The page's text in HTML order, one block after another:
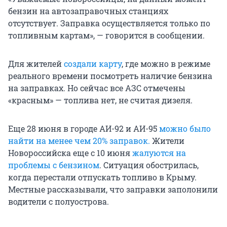
бензин на автозаправочных станциях
отсутствует. Заправка осуществляется только по
топливным картам», — говорится в сообщении.
Для жителейсоздали карту, где можно в режиме
реального времени посмотреть наличие бензина
на заправках. Но сейчас все АЗС отмечены
«красным» — топлива нет, не считая дизеля.
Еще 28 июня в городе АИ-92 и АИ-95можно было
найти на менее чем 20% заправок. Жители
Новороссийска еще с 10 июняжалуются на
проблемы с бензином. Ситуация обострилась,
когда перестали отпускать топливо в Крыму.
Местные рассказывали, что заправки заполонили
водители с полуострова.